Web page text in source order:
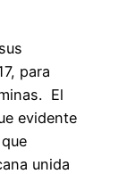
para
El
evidente
unida